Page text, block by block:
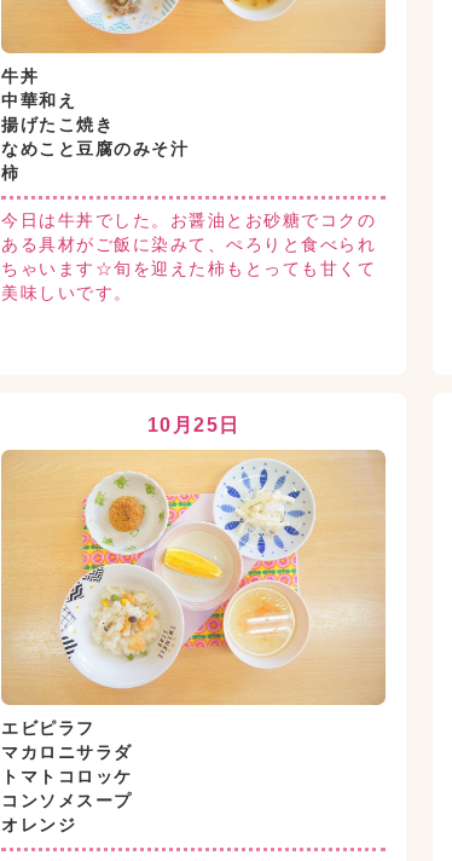
牛丼
中華和え
揚げたこ焼き
なめこと豆腐のみそ汁
柿
今日は牛丼でした。お醤油とお砂糖でコクの
ある具材がご飯に染みて、ぺろりと食べられ
ちゃいます☆旬を迎えた柿もとっても甘くて
美味しいです。
10月25日
エビピラフ
マカロニサラダ
トマトコロッケ
コンソメスープ
オレンジ